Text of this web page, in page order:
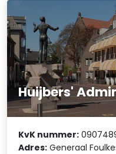
Huijbers'
KvK nummer:
Adres: Generaal